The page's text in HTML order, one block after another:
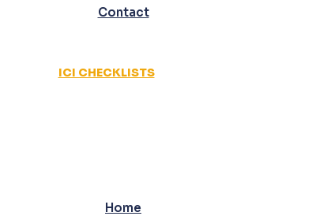
Contact
ICI CHECKLISTS
Home